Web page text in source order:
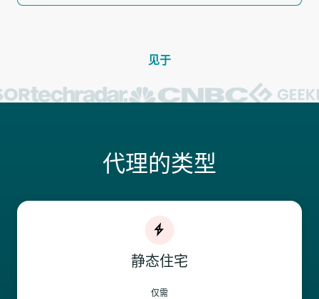
见于
代理的类型
静态住宅
仅需